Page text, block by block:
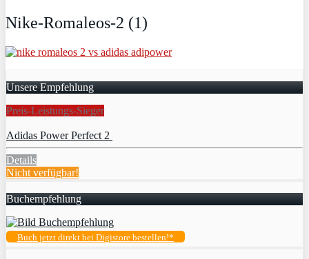
Nike-Romaleos-2 (1)
Unsere Empfehlung
Preis-Leistungs-Sieger
Adidas Power Perfect 2
Details
Nicht verfügbar!
Buchempfehlung
Buch jetzt direkt bei Digistore bestellen!*